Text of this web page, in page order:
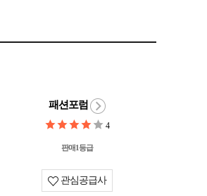
패션포럼
4
판매1등급
관심공급사